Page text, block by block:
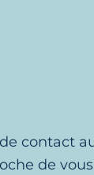
contact
de vous